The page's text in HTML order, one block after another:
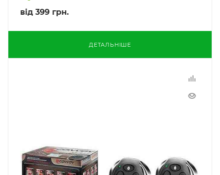
від 399 грн.
ДЕТАЛЬНІШЕ